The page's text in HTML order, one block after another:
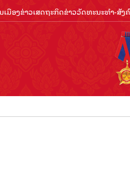
ເມືອງຂ່າວເສດຖະກິດຂ່າວວັດທະນະທຳ-ສັງ